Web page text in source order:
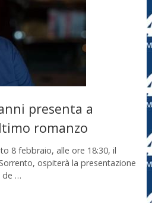
presenta a
romanzo
8 febbraio, alle ore 18:30, il
ospiterà la presentazione
de …